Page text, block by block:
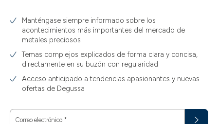
Manténgase siempre informado sobre los
acontecimientos más importantes del mercado de
metales preciosos
Temas complejos explicados de forma clara y concisa,
directamente en su buzón con regularidad
Acceso anticipado a tendencias apasionantes y nuevas
ofertas de Degussa
Correo electrónico *